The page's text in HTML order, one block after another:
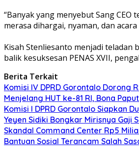
‎“Banyak yang menyebut Sang
merasa dihargai, nyaman, dan
‎Kisah Stenliesanto menjadi
balik kesuksesan PENAS XVII,
Berita Terkait
Komisi IV DPRD Gorontalo Dorong
Menjelang HUT ke-81 RI, Bona
Komisi I DPRD Gorontalo Siapkan
Yeyen Sidiki Bongkar Mirisnya Gaji
Skandal Command Center Rp5
Bantuan Sosial Terancam Salah